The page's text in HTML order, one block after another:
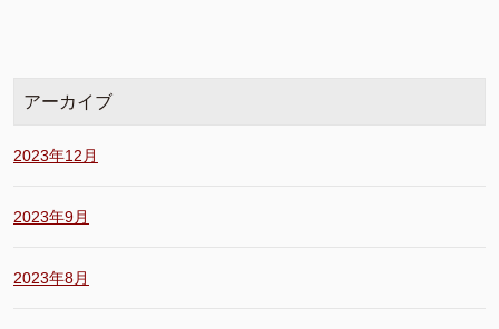
アーカイブ
2023年12月
2023年9月
2023年8月